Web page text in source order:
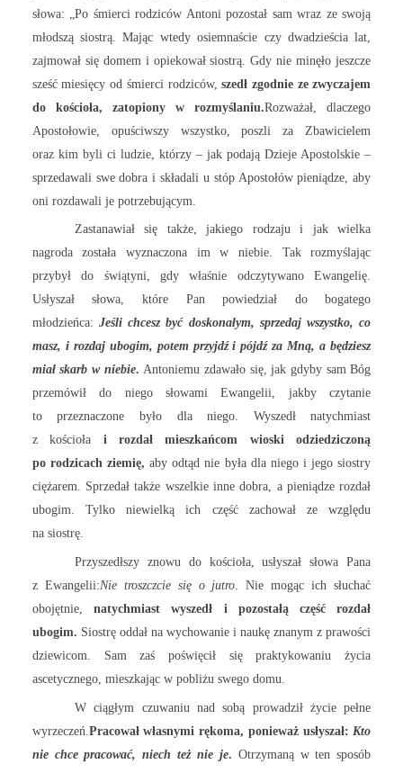
słowa: „Po śmierci rodziców Antoni pozostał sam wraz ze swoją
młodszą siostrą. Mając wtedy osiemnaście czy dwadzieścia lat,
zajmował się domem i opiekował siostrą. Gdy nie minęło jeszcze
sześć miesięcy od śmierci rodziców,szedł zgodnie ze zwyczajem
do kościoła, zatopiony w rozmyślaniu.Rozważał, dlaczego
Apostołowie, opuściwszy wszystko, poszli za Zbawicielem
oraz kim byli ci ludzie, którzy – jak podają Dzieje Apostolskie –
sprzedawali swe dobra i składali u stóp Apostołów pieniądze, aby
oni rozdawali je potrzebującym.
Zastanawiał się także, jakiego rodzaju i jak wielka
nagroda została wyznaczona im w niebie. Tak rozmyślając
przybył do świątyni, gdy właśnie odczytywano Ewangelię.
Usłyszał słowa, które Pan powiedział do bogatego
młodzieńca:Jeśli chcesz być doskonałym, sprzedaj wszystko, co
masz, i rozdaj ubogim, potem przyjdź i pójdź za Mną, a będziesz
miał skarb w niebie.Antoniemu zdawało się, jak gdyby sam Bóg
przemówił do niego słowami Ewangelii, jakby czytanie
to przeznaczone było dla niego. Wyszedł natychmiast
z kościoła i rozdał mieszkańcom wioski odziedziczoną
po rodzicach ziemię, aby odtąd nie była dla niego i jego siostry
ciężarem. Sprzedał także wszelkie inne dobra, a pieniądze rozdał
ubogim. Tylko niewielką ich część zachował ze względu
na siostrę.
Przyszedłszy znowu do kościoła, usłyszał słowa Pana
z Ewangelii:Nie troszczcie się o jutro . Nie mogąc ich słuchać
obojętnie,natychmiast wyszedł i pozostałą część rozdał
ubogim. Siostrę oddał na wychowanie i naukę znanym z prawości
dziewicom. Sam zaś poświęcił się praktykowaniu życia
ascetycznego, mieszkając w pobliżu swego domu.
W ciągłym czuwaniu nad sobą prowadził życie pełne
wyrzeczeń. Pracował własnymi rękoma, ponieważ usłyszał: Kto
nie chce pracować, niech też nie je. Otrzymaną w ten sposób